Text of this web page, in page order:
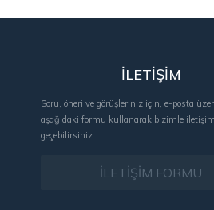
İLETİŞİM
Soru, öneri ve görüşleriniz için, e-posta
aşağıdaki formu kullanarak bizimle
geçebilirsiniz.
İLETİŞİM FORMU